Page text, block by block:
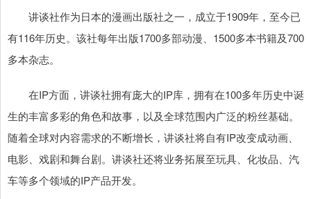
讲谈社作为日本的漫画出版社之一，成立于1909年，至今已
有116年历史。该社每年出版1700多部动漫、1500多本书籍及700
多本杂志。
在IP方面，讲谈社拥有庞大的IP库，拥有在100多年历史中诞
生的丰富多彩的角色和故事，以及全球范围内广泛的粉丝基础。
随着全球对内容需求的不断增长，讲谈社将自有IP改变成动画、
电影、戏剧和舞台剧。讲谈社还将业务拓展至玩具、化妆品、汽
车等多个领域的IP产品开发。